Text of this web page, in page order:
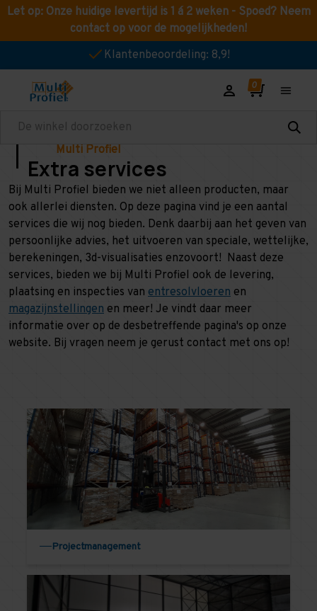
Let op: Onze huidige levertijd is 1 á 2 weken - Spoed? Neem
contact op voor de mogelijkheden!
Klantenbeoordeling: 8,9!
Zoeken
Multi Profiel
Extra services
Bij Multi Profiel bieden we niet alleen producten, maar
ook allerlei diensten. Op deze pagina vind je een aantal
services die wij nog bieden. Denk daarbij aan het geven van
persoonlijke advies, het uitvoeren van speciale, wettelijke,
berekeningen, 3d-visualisaties enzovoort! Naast deze
services, bieden we bij Multi Profiel ook de levering,
plaatsing en inspecties van entresolvloeren en
magazijnstellingen en meer! Je vindt daar meer
informatie over op de desbetreffende pagina's op onze
website. Bij vragen neem je gerust contact met ons op!
Projectmanagement